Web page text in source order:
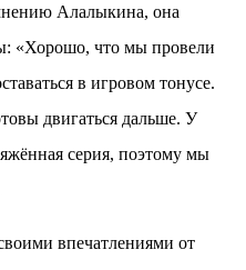
Алалыкина, она
«Хорошо, что мы провели
в игровом тонусе.
двигаться дальше. У
серия, поэтому мы
впечатлениями от